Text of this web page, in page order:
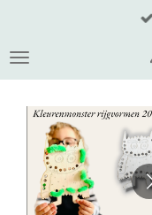
naar
de
hoofdinhoud